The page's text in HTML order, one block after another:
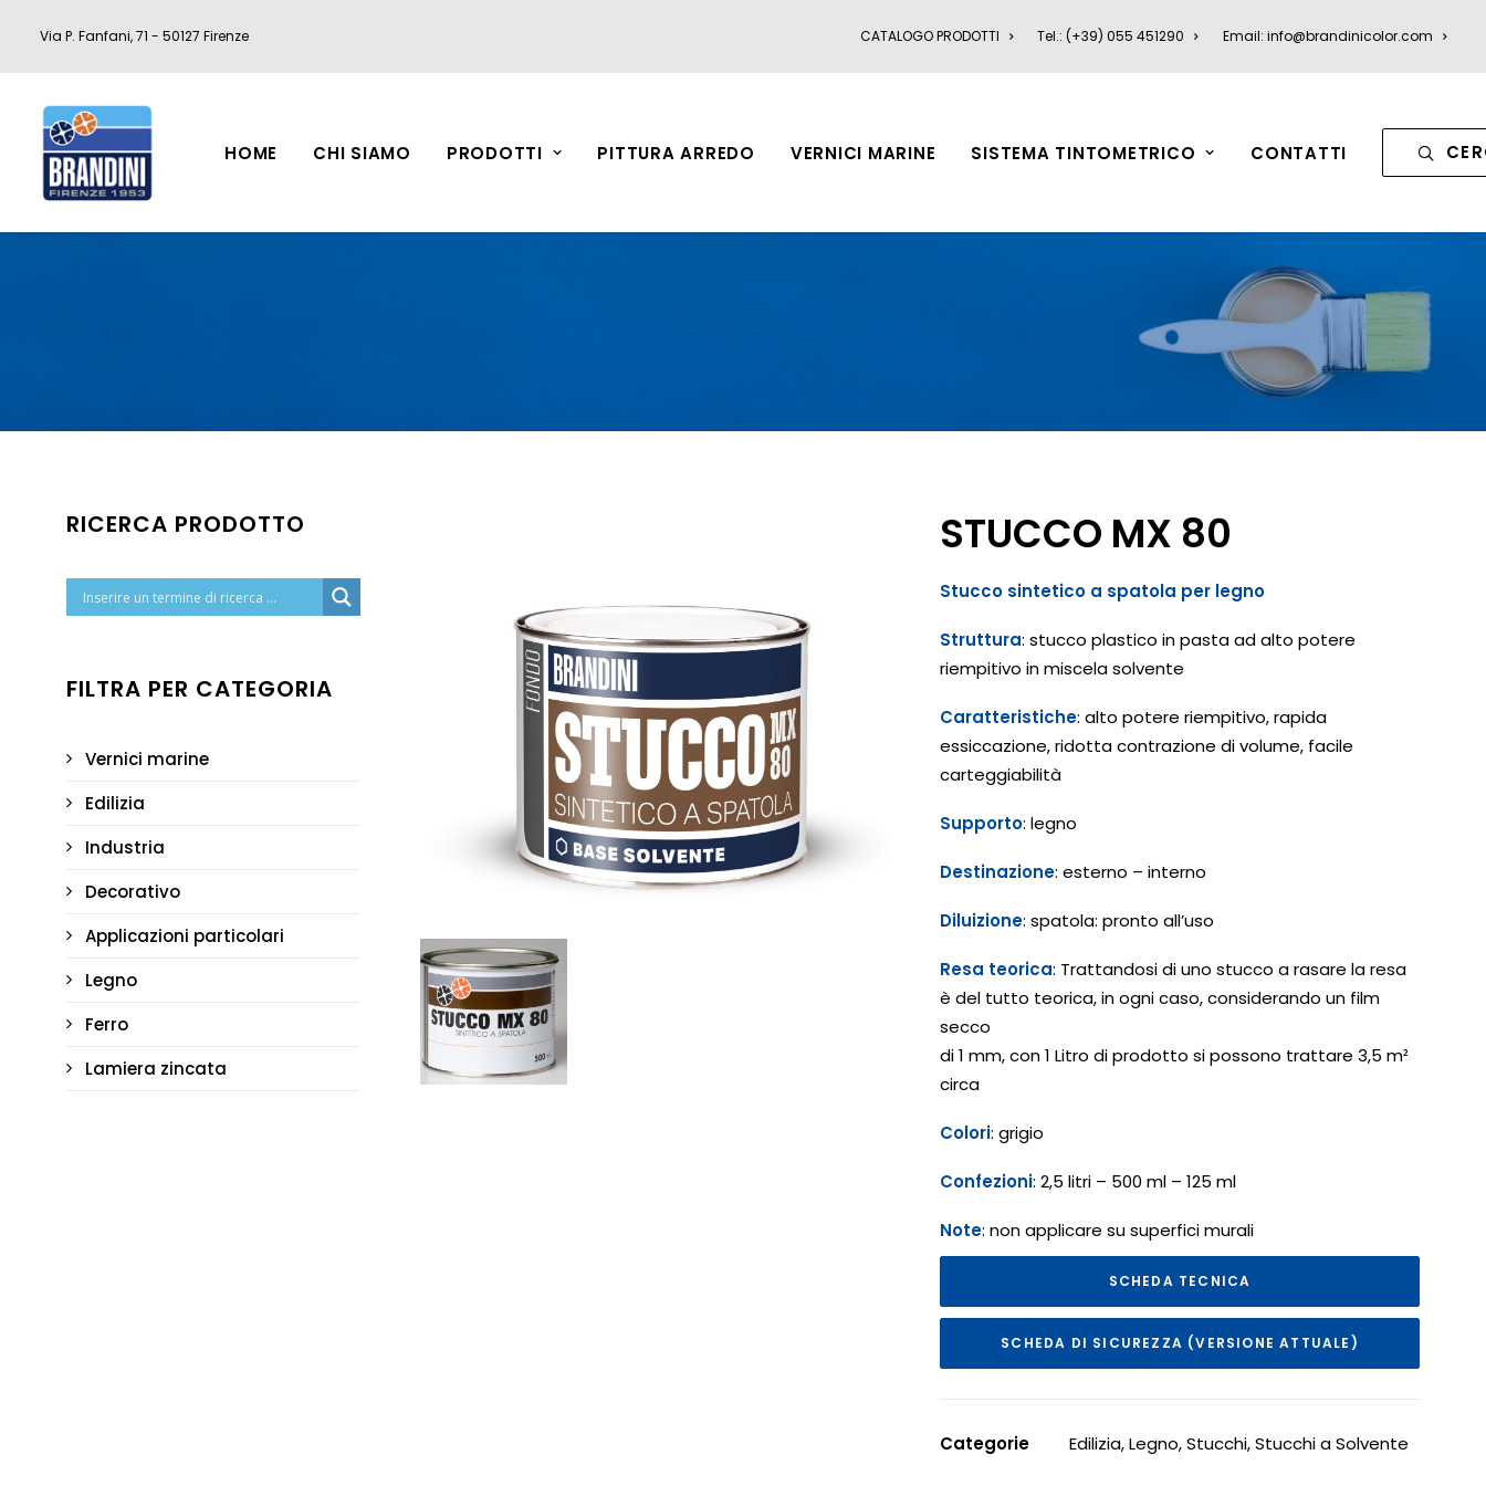
Via P. Fanfani, 71 - 50127 Firenze CATALOGO PRODOTTI Tel.: (+39) 055 451290 Email: info@brandinicolor.com
HOME CHI SIAMO PRODOTTI PITTURA ARREDO VERNICI MARINE SISTEMA TINTOMETRICO CONTATTI
RICERCA PRODOTTO
FILTRA PER CATEGORIA
Vernici marine
Edilizia
Industria
Decorativo
Applicazioni particolari
Legno
Ferro
Lamiera zincata
STUCCO MX 80
Stucco sintetico a spatola per legno
Struttura: stucco plastico in pasta ad alto potere
riempitivo in miscela solvente
Caratteristiche: alto potere riempitivo, rapida
essiccazione, ridotta contrazione di volume, facile
carteggiabilità
Supporto: legno
Destinazione: esterno – interno
Diluizione: spatola: pronto all’uso
Resa teorica: Trattandosi di uno stucco a rasare la resa
è del tutto teorica, in ogni caso, considerando un film
secco
di 1 mm, con 1 Litro di prodotto si possono trattare 3,5 m²
circa
Colori: grigio
Confezioni: 2,5 litri – 500 ml – 125 ml
Note: non applicare su superfici murali
SCHEDA TECNICA
SCHEDA DI SICUREZZA (VERSIONE ATTUALE)
Categorie Edilizia,Legno,Stucchi,Stucchi a Solvente